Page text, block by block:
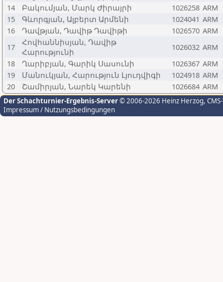
14
Բակումյան, Մարկ Ժիրայրի 1026258 ARM
15
Գևորգյան, Ալբերտ Արմենի 1024041 ARM
16
Դավթյան, Դավիթ Դավիթի 1026570 ARM
17
Հովհաննիսյան, Դավիթ
Հարությունի
1026032 ARM
18
Ղարիբյան, Գարիկ Սասունի 1026367 ARM
19
Մանուկյան, Հարություն Լյուդվիգի 1024918 ARM
20
Շամիրյան, Նարեկ Կարենի 1026684 ARM
Der Schachturnier-Ergebnis-Server© 2006-2026 Heinz Herzog,
Impressum / Nutzungsbedingungen